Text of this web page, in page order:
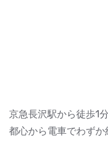
京急長沢駅から徒歩1分
都心から電車でわずか